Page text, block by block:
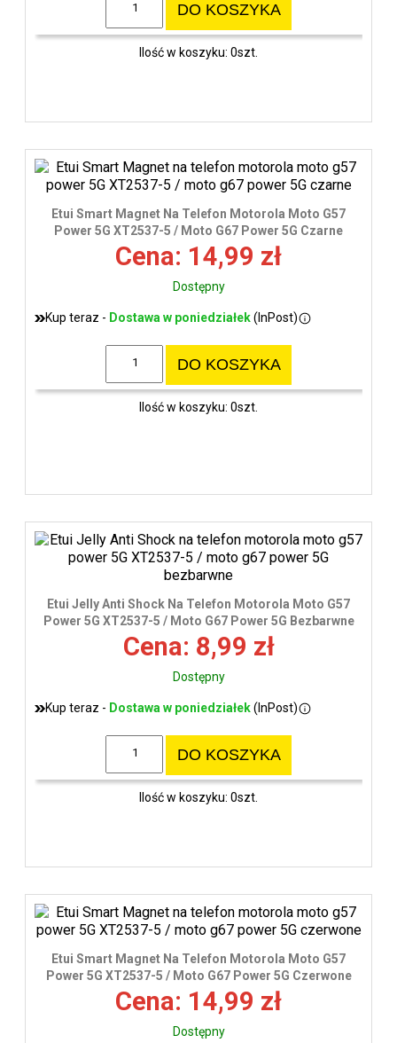
DO KOSZYKA
Ilość w koszyku: 0szt.
Etui Smart Magnet Na Telefon Motorola Moto G57
Power 5G XT2537-5 / Moto G67 Power 5G Czarne
Cena: 14,99 zł
Dostępny
Kup teraz - Dostawa w poniedziałek(InPost)
DO KOSZYKA
Ilość w koszyku: 0szt.
Etui Jelly Anti Shock Na Telefon Motorola Moto G57
Power 5G XT2537-5 / Moto G67 Power 5G Bezbarwne
Cena: 8,99 zł
Dostępny
Kup teraz - Dostawa w poniedziałek(InPost)
DO KOSZYKA
Ilość w koszyku: 0szt.
Etui Smart Magnet Na Telefon Motorola Moto G57
Power 5G XT2537-5 / Moto G67 Power 5G Czerwone
Cena: 14,99 zł
Dostępny